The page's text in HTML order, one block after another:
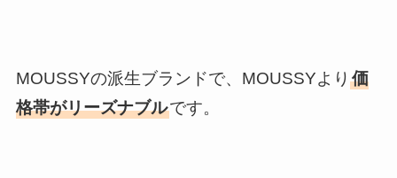
MOUSSYの派生ブランドで、MOUSSYより 価
格帯がリーズナブルです。